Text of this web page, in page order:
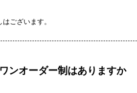
はございます。
ワンオーダー制はありますか